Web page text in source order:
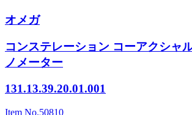
オメガ
コンステレーション コーアクシャ
ノメーター
131.13.39.20.01.001
Item No.50810